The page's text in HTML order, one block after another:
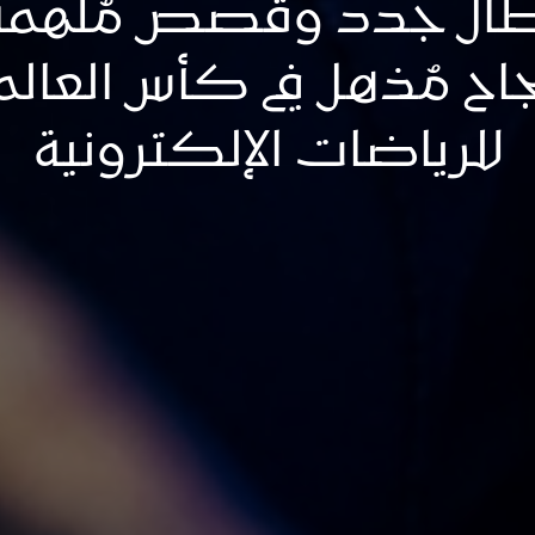
جدد وقصص
مُذهل في كأس
للرياضات الإلكترونية